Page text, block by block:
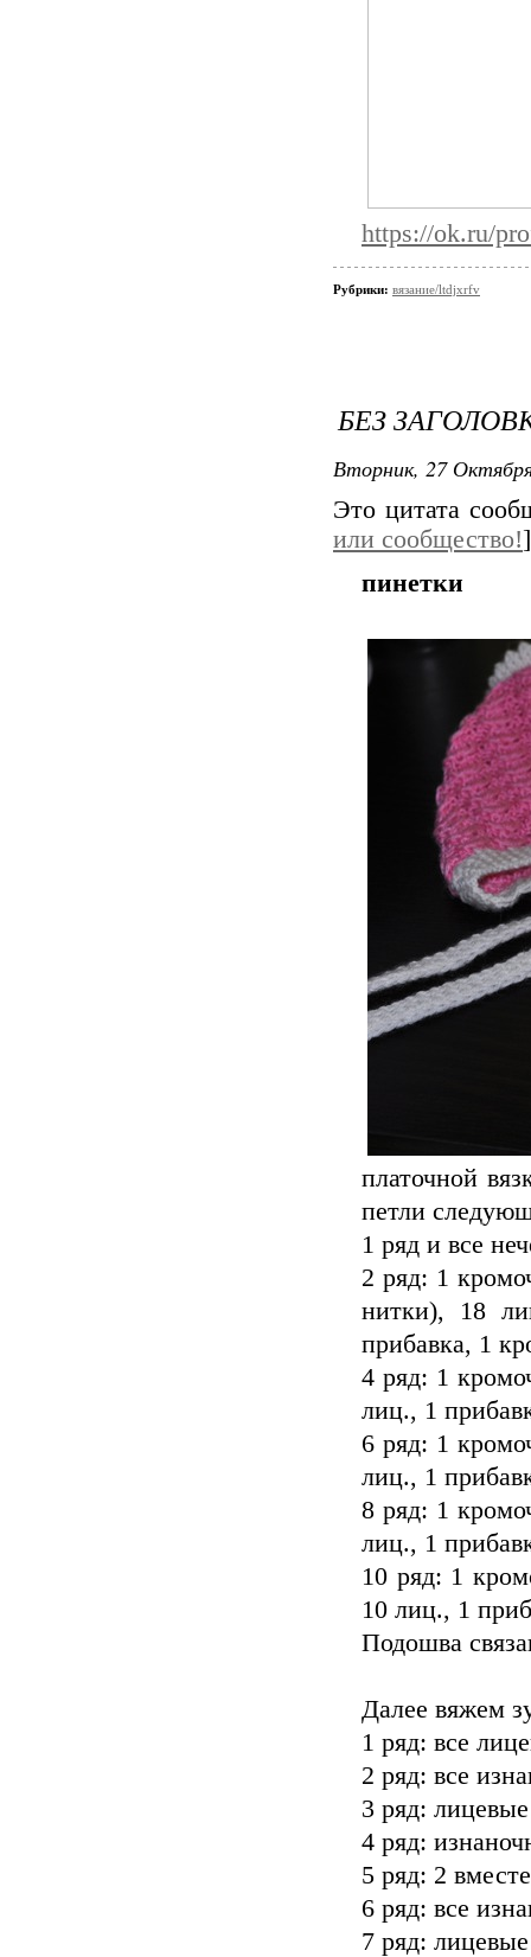
https://ok.ru/
Рубрики: вязание/ltdjxrfv
БЕЗ
Вторник, 27
Это цитата
или сообщество!]
пинетки
платочной
петли
1 ряд и все
2 ряд: 1
нитки), 18
прибавка, 1
4 ряд: 1
лиц., 1
6 ряд: 1
лиц., 1
8 ряд: 1
лиц., 1
10 ряд: 1
10 лиц., 1
Подошва
Далее вяжем
1 ряд: все
2 ряд: все
3 ряд: лицевые
4 ряд:
5 ряд: 2
6 ряд: все
7 ряд: лицевые